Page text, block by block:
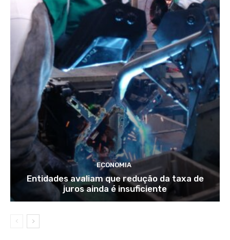
ECONOMIA
Entidades avaliam que redução da taxa de
juros ainda é insuficiente